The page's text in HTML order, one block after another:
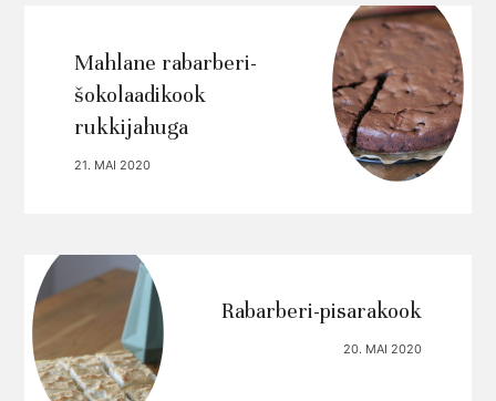
Mahlane rabarberi-
šokolaadikook
rukkijahuga
21. MAI 2020
Rabarberi-pisarakook
20. MAI 2020